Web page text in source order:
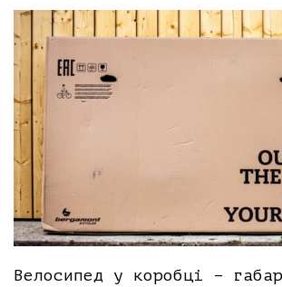
Велосипед у коробці –